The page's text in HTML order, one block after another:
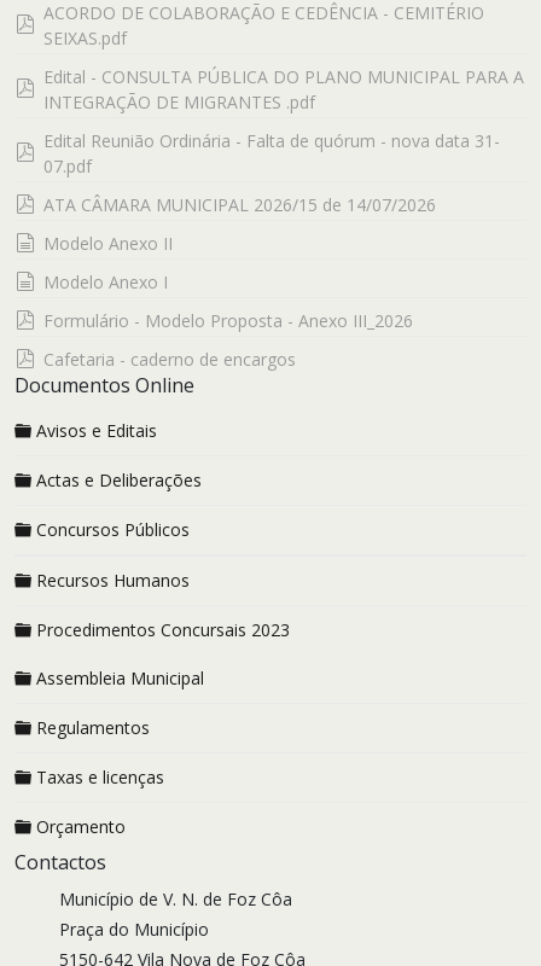
pdf
ACORDO DE COLABORAÇÃO E CEDÊNCIA - CEMITÉRIO
SEIXAS.pdf
pdf
Edital - CONSULTA PÚBLICA DO PLANO MUNICIPAL PARA A
INTEGRAÇÃO DE MIGRANTES .pdf
pdf
Edital Reunião Ordinária - Falta de quórum - nova data 31-
07.pdf
pdf
ATA CÂMARA MUNICIPAL 2026/15 de 14/07/2026
documento
Modelo Anexo II
documento
Modelo Anexo I
pdf
Formulário - Modelo Proposta - Anexo III_2026
pdf
Cafetaria - caderno de encargos
Documentos Online
Avisos e Editais
Actas e Deliberações
Concursos Públicos
Recursos Humanos
Procedimentos Concursais 2023
Assembleia Municipal
Regulamentos
Taxas e licenças
Orçamento
Contactos
Município de V. N. de Foz Côa
Praça do Município
5150-642 Vila Nova de Foz Côa